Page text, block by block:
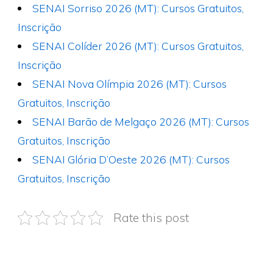
SENAI Sorriso 2026 (MT): Cursos Gratuitos,
Inscrição
SENAI Colíder 2026 (MT): Cursos Gratuitos,
Inscrição
SENAI Nova Olímpia 2026 (MT): Cursos
Gratuitos, Inscrição
SENAI Barão de Melgaço 2026 (MT): Cursos
Gratuitos, Inscrição
SENAI Glória D’Oeste 2026 (MT): Cursos
Gratuitos, Inscrição
Rate this post